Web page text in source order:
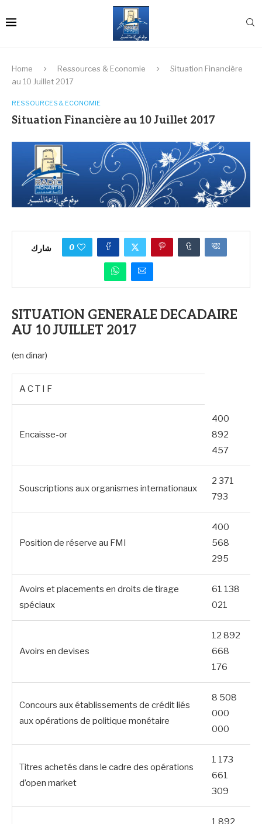
Home Ressources & Economie
Situation Financière
au 10 Juillet 2017
RESSOURCES & ECONOMIE
Situation Financière au 10 Juillet 2017
شارك 0
SITUATION GENERALE DECADAIRE
AU 10 JUILLET 2017
(en dinar)
A C T I F
Encaisse-or
400
892
457
Souscriptions aux organismes internationaux
2 371
793
Position de réserve au FMI
400
568
295
Avoirs et placements en droits de tirage
spéciaux
61 138
021
Avoirs en devises
12 892
668
176
Concours aux établissements de crédit liés
aux opérations de politique monétaire
8 508
000
000
Titres achetés dans le cadre des opérations
d’open market
1 173
661
309
1 892